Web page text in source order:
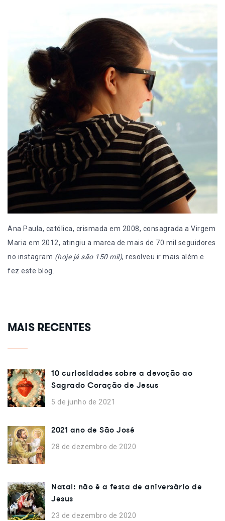
Ana Paula, católica, crismada em 2008, consagrada a Virgem
Maria em 2012, atingiu a marca de mais de 70 mil seguidores
no instagram (hoje já são 150 mil), resolveu ir mais além e
fez este blog.
MAIS RECENTES
10 curiosidades sobre a devoção ao
Sagrado Coração de Jesus
5 de junho de 2021
2021 ano de São José
28 de dezembro de 2020
Natal: não é a festa de aniversário de
Jesus
23 de dezembro de 2020